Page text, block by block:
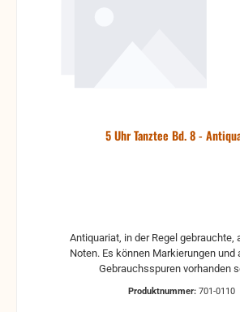
5 Uhr Tanztee Bd. 8 -
Noten. Es können Markierungen und
Produktnummer: 701-0110